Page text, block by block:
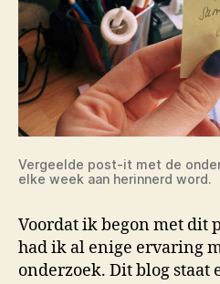
Vergeelde post-it met de
elke week aan herinnerd word.
Voordat ik begon met dit
had ik al enige ervaring
onderzoek. Dit blog staat